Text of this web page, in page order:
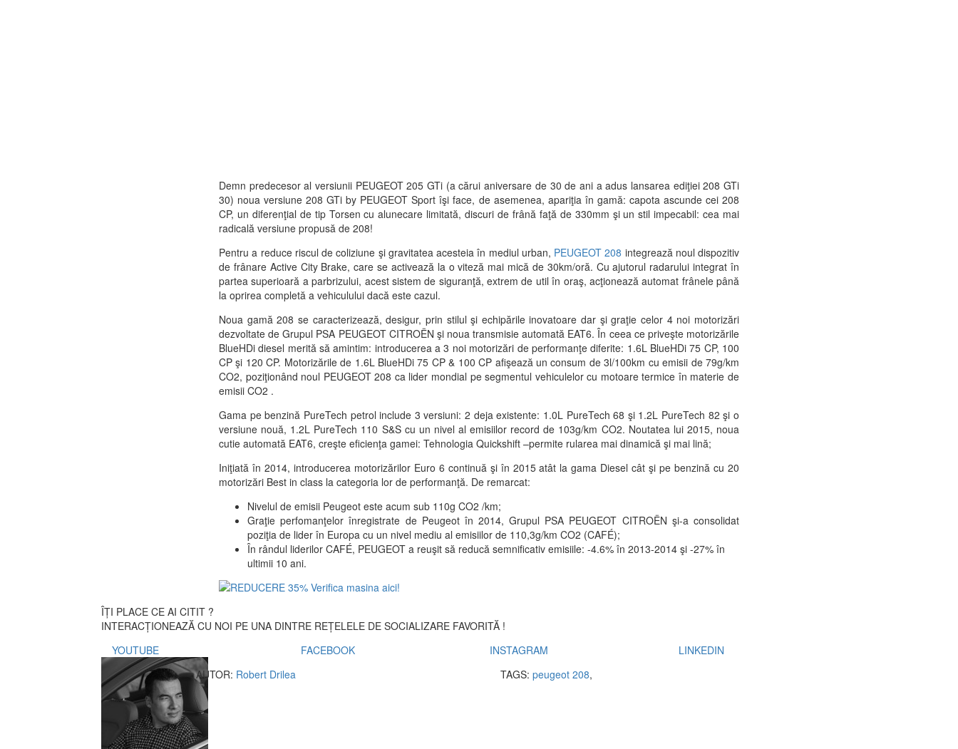
Demn predecesor al versiunii PEUGEOT 205 GTi (a cărui aniversare de 30 de ani a adus lansarea ediţiei 208 GTi
30) noua versiune 208 GTi by PEUGEOT Sport îşi face, de asemenea, apariţia în gamă: capota ascunde cei 208
CP, un diferenţial de tip Torsen cu alunecare limitată, discuri de frână faţă de 330mm şi un stil impecabil: cea mai
radicală versiune propusă de 208!
Pentru a reduce riscul de coliziune şi gravitatea acesteia în mediul urban, PEUGEOT 208 integrează noul dispozitiv
de frânare Active City Brake, care se activează la o viteză mai mică de 30km/oră. Cu ajutorul radarului integrat în
partea superioară a parbrizului, acest sistem de siguranţă, extrem de util în oraş, acţionează automat frânele până
la oprirea completă a vehiculului dacă este cazul.
Noua gamă 208 se caracterizează, desigur, prin stilul şi echipările inovatoare dar şi graţie celor 4 noi motorizări
dezvoltate de Grupul PSA PEUGEOT CITROËN şi noua transmisie automată EAT6. În ceea ce priveşte motorizările
BlueHDi diesel merită să amintim: introducerea a 3 noi motorizări de performanţe diferite: 1.6L BlueHDi 75 CP, 100
CP şi 120 CP. Motorizările de 1.6L BlueHDi 75 CP & 100 CP afişează un consum de 3l/100km cu emisii de 79g/km
CO2, poziţionând noul PEUGEOT 208 ca lider mondial pe segmentul vehiculelor cu motoare termice în materie de
emisii CO2 .
Gama pe benzină PureTech petrol include 3 versiuni: 2 deja existente: 1.0L PureTech 68 şi 1.2L PureTech 82 şi o
versiune nouă, 1.2L PureTech 110 S&S cu un nivel al emisiilor record de 103g/km CO2. Noutatea lui 2015, noua
cutie automată EAT6, creşte eficienţa gamei: Tehnologia Quickshift –permite rularea mai dinamică şi mai lină;
Iniţiată în 2014, introducerea motorizărilor Euro 6 continuă şi în 2015 atât la gama Diesel cât şi pe benzină cu 20
motorizări Best in class la categoria lor de performanţă. De remarcat:
Nivelul de emisii Peugeot este acum sub 110g CO2 /km;
Graţie perfomanţelor înregistrate de Peugeot în 2014, Grupul PSA PEUGEOT CITROËN şi-a consolidat
poziţia de lider în Europa cu un nivel mediu al emisiilor de 110,3g/km CO2 (CAFÉ);
În rândul liderilor CAFÉ, PEUGEOT a reuşit să reducă semnificativ emisiile: -4.6% în 2013-2014 şi -27% în
ultimii 10 ani.
ÎȚI PLACE CE AI CITIT ?
INTERACȚIONEAZĂ CU NOI PE UNA DINTRE REȚELELE DE SOCIALIZARE FAVORITĂ !
YOUTUBE
FACEBOOK INSTAGRAM
LINKEDIN
AUTOR: Robert Drilea TAGS: peugeot 208,